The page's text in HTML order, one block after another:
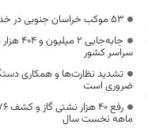
53 موکب خراسان جنوبی در خدمت زائران اربعین
سراسر کشور
تشدید نظارت‌ها و همکاری
ضروری است
ماهه نخست سال